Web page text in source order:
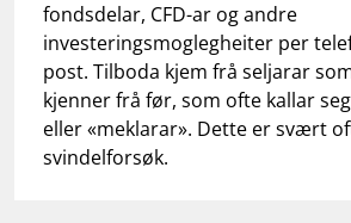
fondsdelar, CFD-ar og andre
investeringsmoglegheiter per
post. Tilboda kjem frå seljarar
kjenner frå før, som ofte kallar
eller «meklarar». Dette er svært
svindelforsøk.